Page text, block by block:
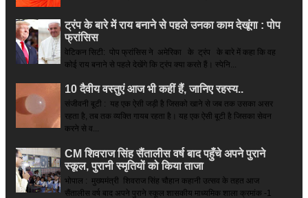
ट्रंप के बारे में राय बनाने से पहले उनका काम देखूंगा : पोप
फ्रांसिस
वेटिकन सिटी: पोप फ्रांसिस ने अमेरिका के ट्रंप के बारे में कहा कि वह
कोई राय बनाने से पहले देखेंगे कि ट्रंप क्या करते हैं। स्पेनि...
10 दैवीय वस्तुएं आज भी कहीं हैं, जानिए रहस्य..
संजीवनी बूटी : यह एक ऐसी जड़ी है जिसको खाने से जब तक उसका असर
रहता है, तब तक व्यक्ति गायब रहता है। यह एक ऐसी बूटी है जिसका सेवन
करने से व...
CM शिवराज सिंह सैंतालीस वर्ष बाद पहुँचे अपने पुराने
स्कूल, पुरानी स्मृतियों को किया ताजा
भोपाल : मुख्यमंत्री शिवराज सिंह चौहान कहानी उत्सव के तहत आज
सैंतालीस वर्ष बाद अपने पुराने स्कूल शासकीय माध्यमिक शाला क्रमांक -1